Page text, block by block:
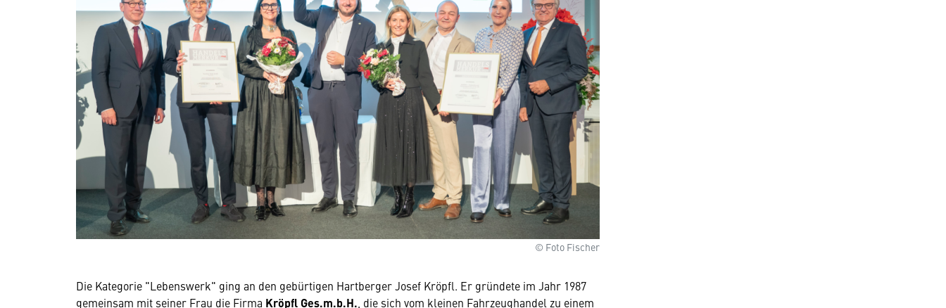
© Foto Fischer
Die Kategorie "Lebenswerk" ging an den gebürtigen Hartberger Josef Kröpfl. Er gründete im Jahr 1987
gemeinsam mit seiner Frau die Firma Kröpfl Ges.m.b.H. , die sich vom kleinen Fahrzeughandel zu einem